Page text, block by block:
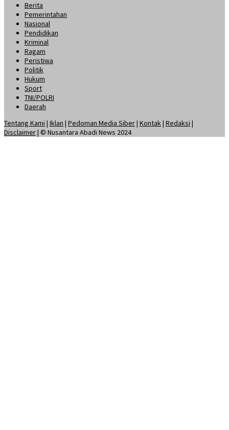
Berita
Pemerintahan
Nasional
Pendidikan
Kriminal
Ragam
Peristiwa
Politik
Hukum
Sport
TNI/POLRI
Daerah
Tentang Kami | Iklan | Pedoman Media Siber| Kontak| Redaksi |
Disclaimer| © Nusantara Abadi News 2024